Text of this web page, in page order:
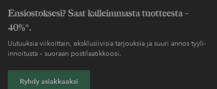
Ensiostoksesi? Saat kalleimmasta tuotteesta –
40%*.
Uutuuksia viikoittain, eksklusiivisia tarjouksia ja suuri annos tyyli-
innoitusta – suoraan postilaatikkoosi.
Ryhdy asiakkaaksi